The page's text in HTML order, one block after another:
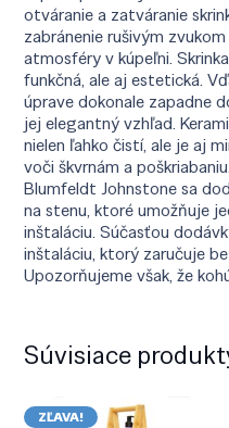
otváranie a zatváranie
zabránenie rušivým
atmosféry v kúpeľni.
funkčná, ale aj estetická.
úprave dokonale zapadne
jej elegantný vzhľad.
nielen ľahko čistí, ale je aj
voči škvrnám a
Blumfeldt Johnstone sa
na stenu, ktoré umožňuje
inštaláciu. Súčasťou
inštaláciu, ktorý zaručuje
Upozorňujeme však, že
Súvisiace
ZĽAVA!